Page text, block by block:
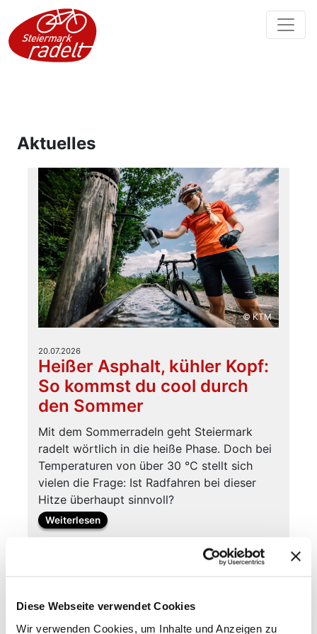
Diese Webseite verwendet Cookies
Wir verwenden Cookies, um Inhalte und Anzeigen zu
Aktuelles
© KTM
20.07.2026
Heißer Asphalt, kühler Kopf:
So kommst du cool durch
den Sommer
Mit dem Sommerradeln geht Steiermark
radelt wörtlich in die heiße Phase. Doch bei
Temperaturen von über 30 °C stellt sich
vielen die Frage: Ist Radfahren bei dieser
Hitze überhaupt sinnvoll?
Weiterlesen